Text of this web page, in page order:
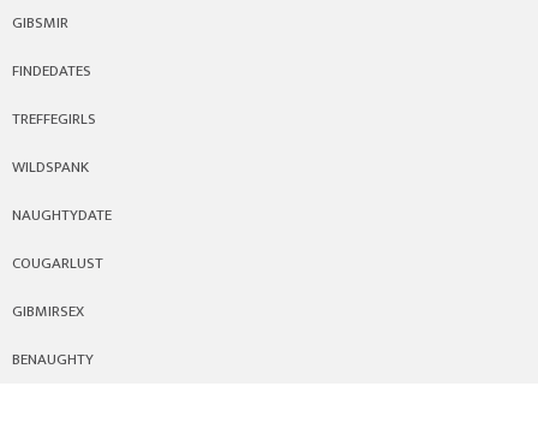
GIBSMIR
FINDEDATES
TREFFEGIRLS
WILDSPANK
NAUGHTYDATE
COUGARLUST
GIBMIRSEX
BENAUGHTY